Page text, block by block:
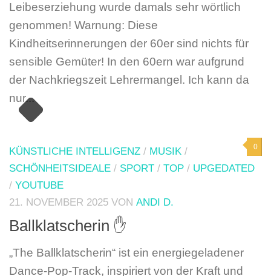
Leibeserziehung wurde damals sehr wörtlich
genommen! Warnung: Diese
Kindheitserinnerungen der 60er sind nichts für
sensible Gemüter! In den 60ern war aufgrund
der Nachkriegszeit Lehrermangel. Ich kann da
nur...
0
KÜNSTLICHE INTELLIGENZ / MUSIK /
SCHÖNHEITSIDEALE / SPORT / TOP / UPGEDATED
/ YOUTUBE
21. NOVEMBER 2025 VON ANDI D.
Ballklatscherin ✋
„The Ballklatscherin“ ist ein energiegeladener
Dance-Pop-Track, inspiriert von der Kraft und